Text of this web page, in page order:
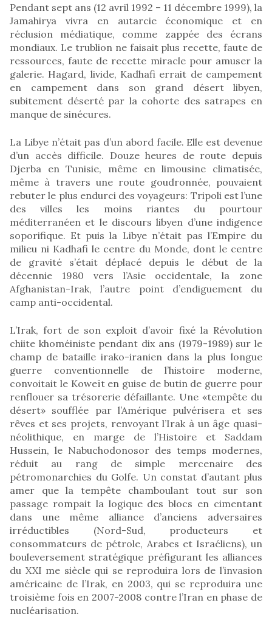
Pendant sept ans (12 avril 1992 – 11 décembre 1999), la
Jamahirya vivra en autarcie économique et en
réclusion médiatique, comme zappée des écrans
mondiaux. Le trublion ne faisait plus recette, faute de
ressources, faute de recette miracle pour amuser la
galerie. Hagard, livide, Kadhafi errait de campement
en campement dans son grand désert libyen,
subitement déserté par la cohorte des satrapes en
manque de sinécures.
La Libye n’était pas d’un abord facile. Elle est devenue
d’un accès difficile. Douze heures de route depuis
Djerba en Tunisie, même en limousine climatisée,
même à travers une route goudronnée, pouvaient
rebuter le plus endurci des voyageurs: Tripoli est l’une
des villes les moins riantes du pourtour
méditerranéen et le discours libyen d’une indigence
soporifique. Et puis la Libye n’était pas l’Empire du
milieu ni Kadhafi le centre du Monde, dont le centre
de gravité s’était déplacé depuis le début de la
décennie 1980 vers l’Asie occidentale, la zone
Afghanistan-Irak, l’autre point d’endiguement du
camp anti-occidental.
L’Irak, fort de son exploit d’avoir fixé la Révolution
chiite khoméiniste pendant dix ans (1979-1989) sur le
champ de bataille irako-iranien dans la plus longue
guerre conventionnelle de l’histoire moderne,
convoitait le Koweït en guise de butin de guerre pour
renflouer sa trésorerie défaillante. Une «tempête du
désert» soufflée par l’Amérique pulvérisera et ses
rêves et ses projets, renvoyant l’Irak à un âge quasi-
néolithique, en marge de l’Histoire et Saddam
Hussein, le Nabuchodonosor des temps modernes,
réduit au rang de simple mercenaire des
pétromonarchies du Golfe. Un constat d’autant plus
amer que la tempête chamboulant tout sur son
passage rompait la logique des blocs en cimentant
dans une même alliance d’anciens adversaires
irréductibles (Nord-Sud, producteurs et
consommateurs de pétrole, Arabes et Israéliens), un
bouleversement stratégique préfigurant les alliances
du XXI me siècle qui se reproduira lors de l’invasion
américaine de l’Irak, en 2003, qui se reproduira une
troisième fois en 2007-2008 contre l’Iran en phase de
nucléarisation.